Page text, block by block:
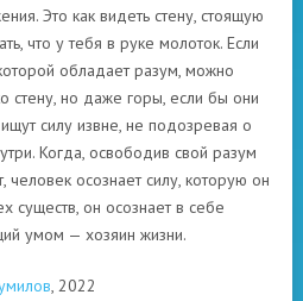
Это как видеть стену, стоящую
что у тебя в руке молоток. Если
обладает разум, можно
стену, но даже горы, если бы они
силу извне, не подозревая о
Когда, освободив свой разум
человек осознает силу, которую он
существ, он осознает в себе
умом — хозяин жизни.
, 2022